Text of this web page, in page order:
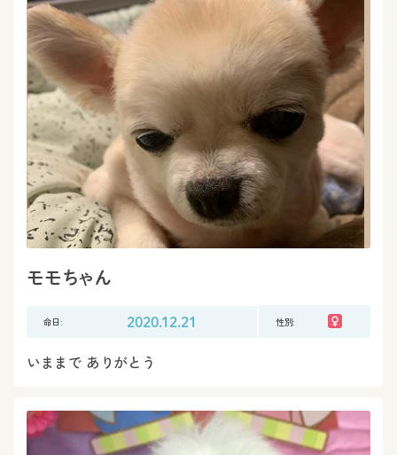
モモちゃん
命日: 2020.12.21 性別:
いままで ありがとう